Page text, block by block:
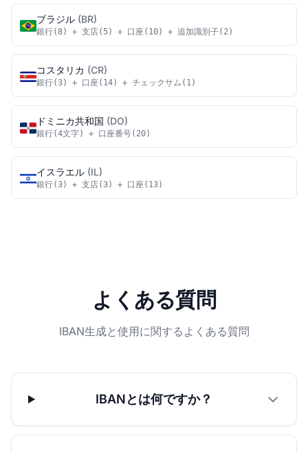
ブラジル (BR)
銀行(8) + 支店(5) + 口座(10) + 追加識別子(2)
コスタリカ (CR)
銀行(3) + 口座(14) + チェックサム(1)
ドミニカ共和国 (DO)
銀行(4文字) + 口座番号(20)
イスラエル (IL)
銀行(3) + 支店(3) + 口座(13)
よくある質問
IBAN生成と使用に関するよくある質問
IBANとは何ですか？